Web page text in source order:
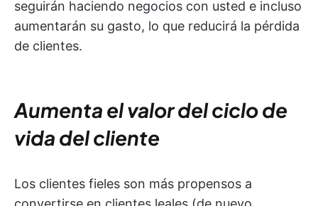
seguirán haciendo negocios con usted e incluso
aumentarán su gasto, lo que reducirá la pérdida
de clientes.
Aumenta el valor del ciclo de
vida del cliente
Los clientes fieles son más propensos a